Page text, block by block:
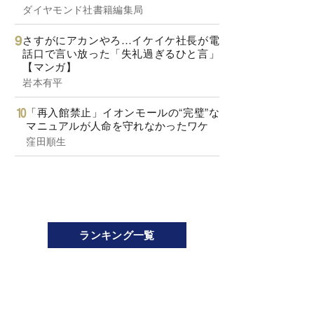
ダイヤモンド社書籍編集局
さすがにアカンやろ…イケイケ社長が電
話口で言い放った「失礼過ぎるひと言」
【マンガ】
岩本有平
「再入館禁止」イオンモールの“完璧”な
マニュアルが人命を守れなかったワケ
窪田順生
ランキング一覧